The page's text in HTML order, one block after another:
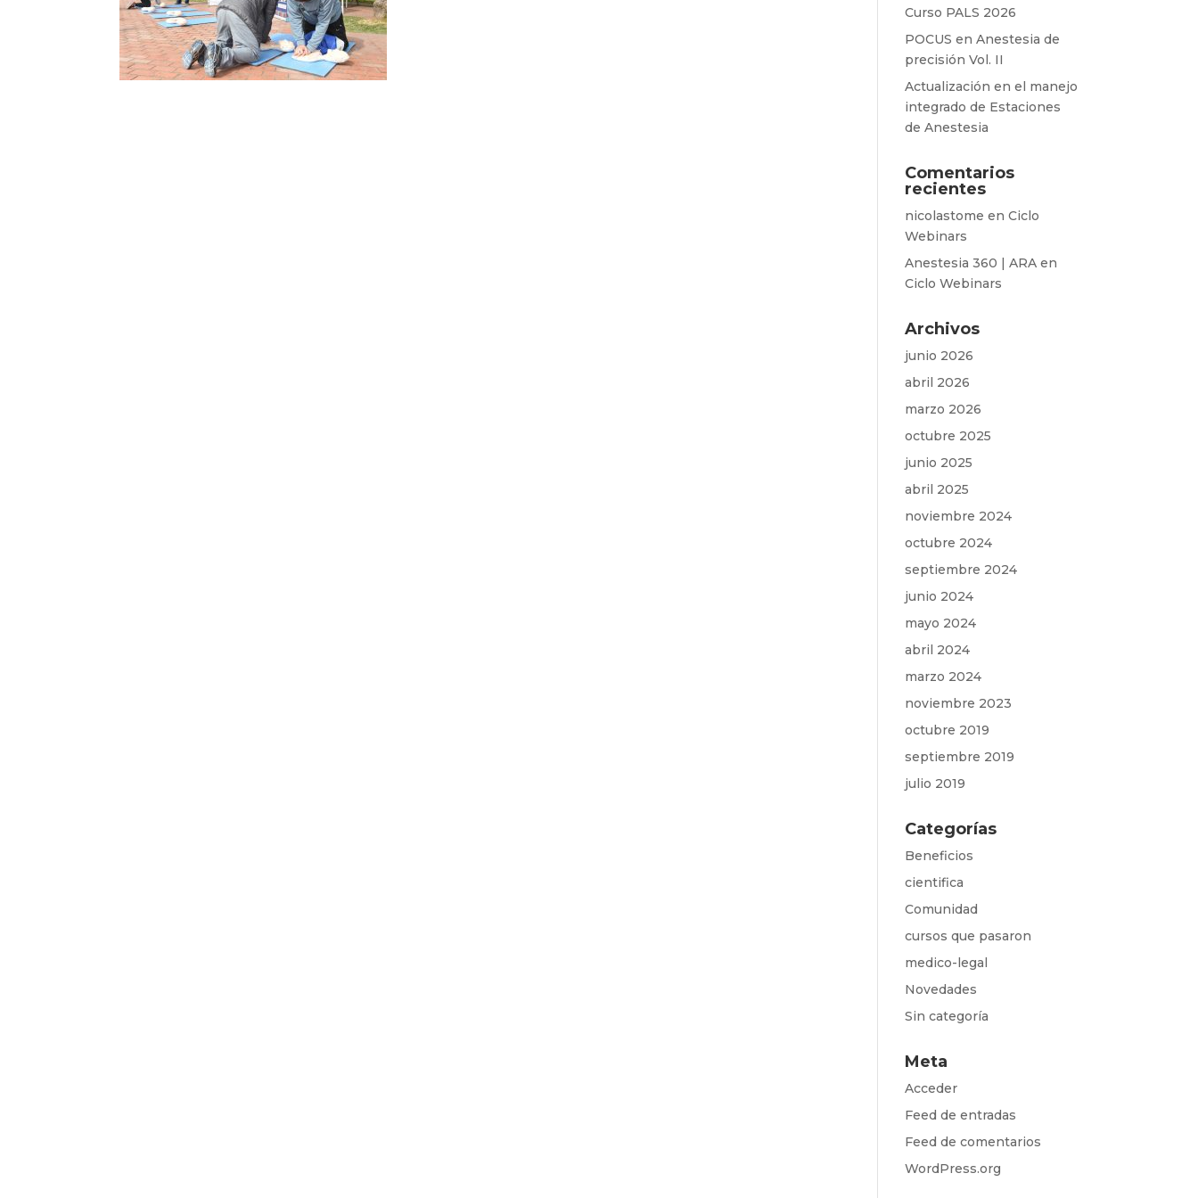
Curso PALS 2026
POCUS en Anestesia de
precisión Vol. II
Actualización en el manejo
integrado de Estaciones
de Anestesia
Comentarios
recientes
nicolastome enCiclo
Webinars
Anestesia 360 | ARA en
Ciclo Webinars
Archivos
junio 2026
abril 2026
marzo 2026
octubre 2025
junio 2025
abril 2025
noviembre 2024
octubre 2024
septiembre 2024
junio 2024
mayo 2024
abril 2024
marzo 2024
noviembre 2023
octubre 2019
septiembre 2019
julio 2019
Categorías
Beneficios
cientifica
Comunidad
cursos que pasaron
medico-legal
Novedades
Sin categoría
Meta
Acceder
Feed de entradas
Feed de comentarios
WordPress.org